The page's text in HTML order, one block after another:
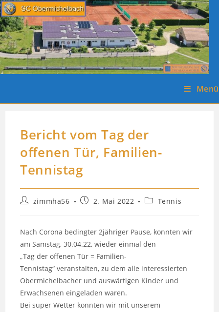
Zum
Inhalt
springen
Menü
Bericht vom Tag der
offenen Tür, Familien-
Tennistag
Beitrags-
zimmha56
Beitrag2. Mai 2022
Beitrags-
Tennis
Nach Corona bedingter 2jähriger Pause, konnten wir
am Samstag, 30.04.22, wieder einmal den
„Tag der offenen Tür = Familien-
Tennistag“ veranstalten, zu dem alle interessierten
Obermichelbacher und auswärtigen Kinder und
Erwachsenen eingeladen waren.
Bei super Wetter konnten wir mit unserem